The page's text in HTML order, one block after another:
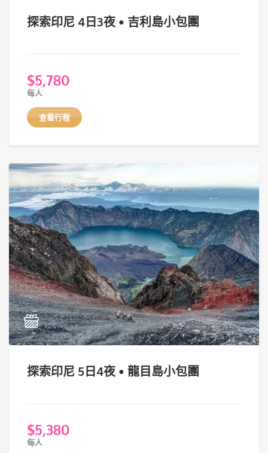
探索印尼 4日3夜 • 吉利島小包團
$5,780
每人
查看行程
探索印尼 5日4夜 • 龍目島小包團
$5,380
每人